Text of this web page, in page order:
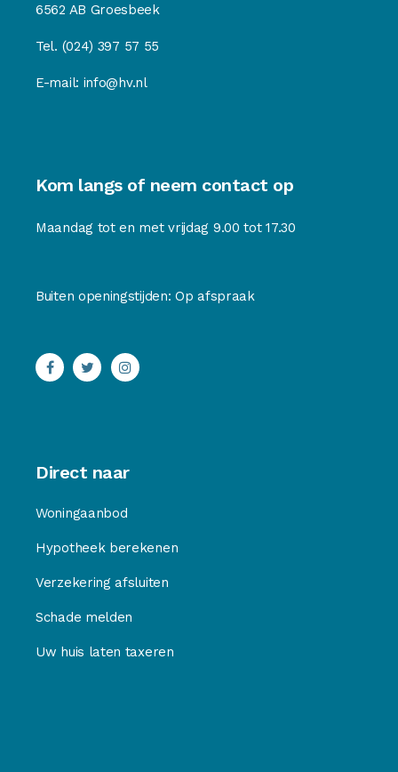
6562 AB Groesbeek
Tel. (024) 397 57 55
E-mail: info@hv.nl
Kom langs of neem contact op
Maandag tot en met vrijdag 9.00 tot 17.30
Buiten openingstijden: Op afspraak
Direct naar
Woningaanbod
Hypotheek berekenen
Verzekering afsluiten
Schade melden
Uw huis laten taxeren